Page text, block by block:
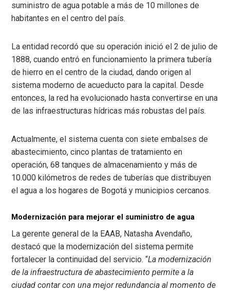
suministro de agua potable a más de 10 millones de
habitantes en el centro del país.
La entidad recordó que su operación inició el 2 de julio de
1888, cuando entró en funcionamiento la primera tubería
de hierro en el centro de la ciudad, dando origen al
sistema moderno de acueducto para la capital. Desde
entonces, la red ha evolucionado hasta convertirse en una
de las infraestructuras hídricas más robustas del país.
Actualmente, el sistema cuenta con siete embalses de
abastecimiento, cinco plantas de tratamiento en
operación, 68 tanques de almacenamiento y más de
10.000 kilómetros de redes de tuberías que distribuyen
el agua a los hogares de Bogotá y municipios cercanos.
Modernización para mejorar el suministro de agua
La gerente general de la EAAB, Natasha Avendaño,
destacó que la modernización del sistema permite
fortalecer la continuidad del servicio. “La modernización
de la infraestructura de abastecimiento permite a la
ciudad contar con una mejor redundancia al momento de